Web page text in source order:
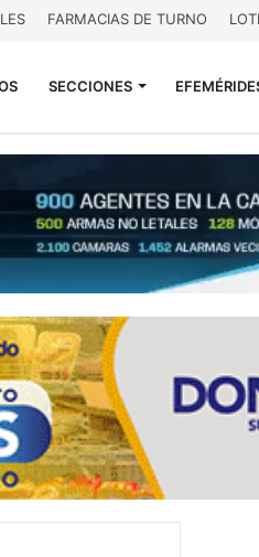
FARMACIAS DE TURNO
SECCIONES